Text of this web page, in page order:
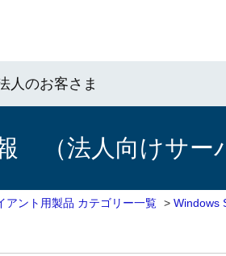
人のお客さま
（法人向けサー
アント用製品 カテゴリー一覧 > Windows